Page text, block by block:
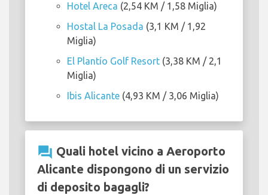
Hotel Areca (2,54 KM / 1,58 Miglia)
Hostal La Posada (3,1 KM / 1,92
Miglia)
El Plantío Golf Resort (3,38 KM / 2,1
Miglia)
Ibis Alicante (4,93 KM / 3,06 Miglia)
question_answer Quali hotel vicino a Aeroporto
Alicante dispongono di un servizio
di deposito bagagli?